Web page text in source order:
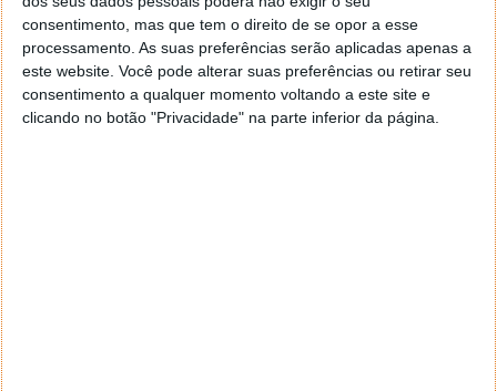
consentimento, mas que tem o direito de se opor a esse
processamento. As suas preferências serão aplicadas apenas a
este website. Você pode alterar suas preferências ou retirar seu
consentimento a qualquer momento voltando a este site e
clicando no botão "Privacidade" na parte inferior da página.